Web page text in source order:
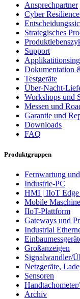
Ansprechpartner
Cyber
Strategisches
Support
Dokumentation
Testgeräte
Über-Nacht-
Workshops und
Messen und
Garantie und
Downloads
FAQ
Produktgruppen
Fernwartung
Industrie-PC
HMI | IIoT Edge
Mobile
IIoT-Plattform
Gateways und
Industrial
Großanzeigen
Signalwandler/
Netzgeräte,
Sensoren
Archiv